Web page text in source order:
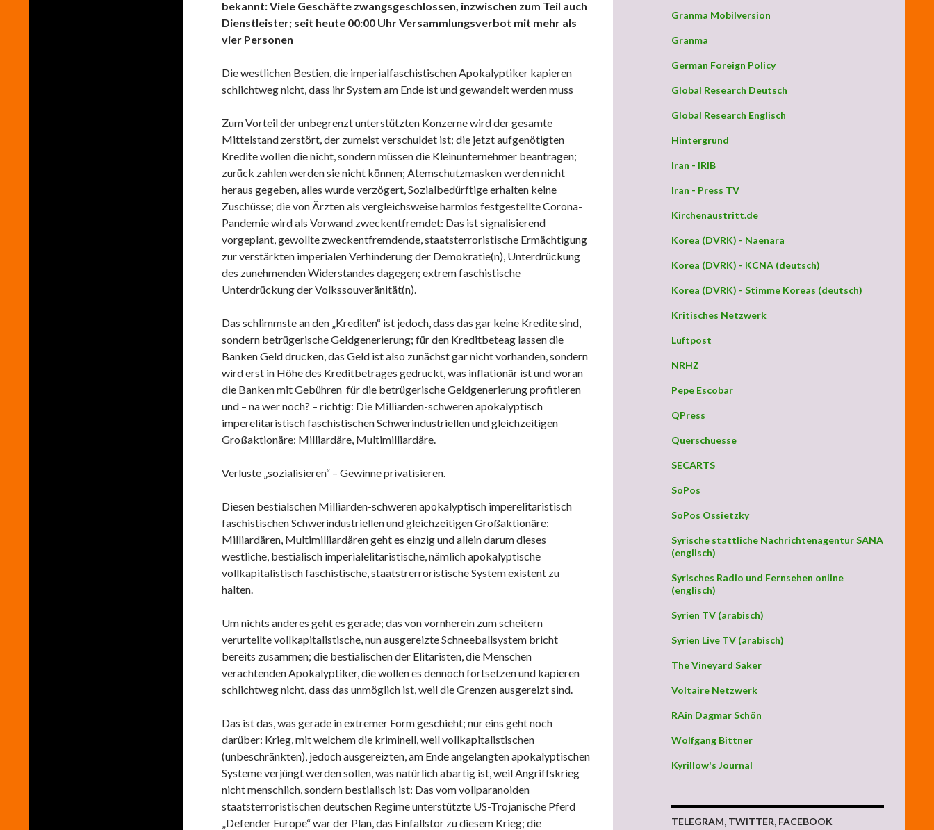
bekannt: Viele Geschäfte zwangsgeschlossen, inzwischen zum Teil auch
Dienstleister; seit heute 00:00 Uhr Versammlungsverbot mit mehr als
vier Personen
Die westlichen Bestien, die imperialfaschistischen Apokalyptiker kapieren
schlichtweg nicht, dass ihr System am Ende ist und gewandelt werden muss
Zum Vorteil der unbegrenzt unterstützten Konzerne wird der gesamte
Mittelstand zerstört, der zumeist verschuldet ist; die jetzt aufgenötigten
Kredite wollen die nicht, sondern müssen die Kleinunternehmer beantragen;
zurück zahlen werden sie nicht können; Atemschutzmasken werden nicht
heraus gegeben, alles wurde verzögert, Sozialbedürftige erhalten keine
Zuschüsse; die von Ärzten als vergleichsweise harmlos festgestellte Corona-
Pandemie wird als Vorwand zweckentfremdet: Das ist signalisierend
vorgeplant, gewollte zweckentfremdende, staatsterroristische Ermächtigung
zur verstärkten imperialen Verhinderung der Demokratie(n), Unterdrückung
des zunehmenden Widerstandes dagegen; extrem faschistische
Unterdrückung der Volkssouveränität(n).
Das schlimmste an den „Krediten“ ist jedoch, dass das gar keine Kredite sind,
sondern betrügerische Geldgenerierung; für den Kreditbeteag lassen die
Banken Geld drucken, das Geld ist also zunächst gar nicht vorhanden, sondern
wird erst in Höhe des Kreditbetrages gedruckt, was inflationär ist und woran
die Banken mit Gebühren für die betrügerische Geldgenerierung profitieren
und – na wer noch? – richtig: Die Milliarden-schweren apokalyptisch
imperelitaristisch faschistischen Schwerindustriellen und gleichzeitigen
Großaktionäre: Milliardäre, Multimilliardäre.
Verluste „sozialisieren“ – Gewinne privatisieren.
Diesen bestialschen Milliarden-schweren apokalyptisch imperelitaristisch
faschistischen Schwerindustriellen und gleichzeitigen Großaktionäre:
Milliardären, Multimilliardären geht es einzig und allein darum dieses
westliche, bestialisch imperialelitaristische, nämlich apokalyptische
vollkapitalistisch faschistische, staatstrerroristische System existent zu
halten.
Um nichts anderes geht es gerade; das von vornherein zum scheitern
verurteilte vollkapitalistische, nun ausgereizte Schneeballsystem bricht
bereits zusammen; die bestialischen der Elitaristen, die Menschen
verachtenden Apokalyptiker, die wollen es dennoch fortsetzen und kapieren
schlichtweg nicht, dass das unmöglich ist, weil die Grenzen ausgereizt sind.
Das ist das, was gerade in extremer Form geschieht; nur eins geht noch
darüber: Krieg, mit welchem die kriminell, weil vollkapitalistischen
(unbeschränkten), jedoch ausgereizten, am Ende angelangten apokalyptischen
Systeme verjüngt werden sollen, was natürlich abartig ist, weil Angriffskrieg
nicht menschlich, sondern bestialisch ist: Das vom vollparanoiden
staatsterroristischen deutschen Regime unterstützte US-Trojanische Pferd
„Defender Europe“ war der Plan, das Einfallstor zu diesem Krieg; die
Granma Mobilversion
Granma
German Foreign Policy
Global Research Deutsch
Global Research Englisch
Hintergrund
Iran - IRIB
Iran - Press TV
Kirchenaustritt.de
Korea (DVRK) - Naenara
Korea (DVRK) - KCNA (deutsch)
Korea (DVRK) - Stimme Koreas (deutsch)
Kritisches Netzwerk
Luftpost
NRHZ
Pepe Escobar
QPress
Querschuesse
SECARTS
SoPos
SoPos Ossietzky
Syrische stattliche Nachrichtenagentur SANA
(englisch)
Syrisches Radio und Fernsehen online
(englisch)
Syrien TV (arabisch)
Syrien Live TV (arabisch)
The Vineyard Saker
Voltaire Netzwerk
RAin Dagmar Schön
Wolfgang Bittner
Kyrillow's Journal
TELEGRAM, TWITTER, FACEBOOK